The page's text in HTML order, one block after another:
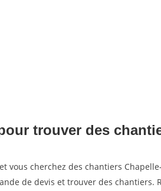
trouver des
vous cherchez des chantiers
de devis et trouver des chantiers.